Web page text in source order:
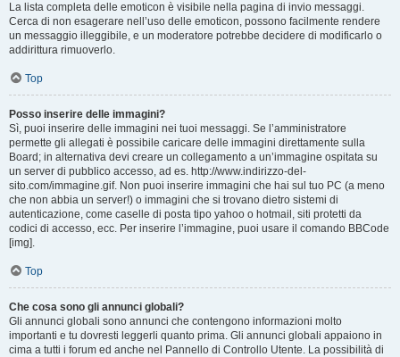
La lista completa delle emoticon è visibile nella pagina di invio messaggi.
Cerca di non esagerare nell’uso delle emoticon, possono facilmente rendere
un messaggio illeggibile, e un moderatore potrebbe decidere di modificarlo o
addirittura rimuoverlo.
Top
Posso inserire delle immagini?
Sì, puoi inserire delle immagini nei tuoi messaggi. Se l’amministratore
permette gli allegati è possibile caricare delle immagini direttamente sulla
Board; in alternativa devi creare un collegamento a un’immagine ospitata su
un server di pubblico accesso, ad es. http://www.indirizzo-del-
sito.com/immagine.gif. Non puoi inserire immagini che hai sul tuo PC (a meno
che non abbia un server!) o immagini che si trovano dietro sistemi di
autenticazione, come caselle di posta tipo yahoo o hotmail, siti protetti da
codici di accesso, ecc. Per inserire l’immagine, puoi usare il comando BBCode
[img].
Top
Che cosa sono gli annunci globali?
Gli annunci globali sono annunci che contengono informazioni molto
importanti e tu dovresti leggerli quanto prima. Gli annunci globali appaiono in
cima a tutti i forum ed anche nel Pannello di Controllo Utente. La possibilità di